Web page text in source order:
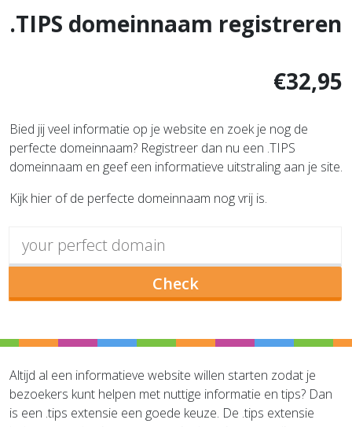
.TIPS domeinnaam registreren
€32,95
Bied jij veel informatie op je website en zoek je nog de
perfecte domeinnaam? Registreer dan nu een .TIPS
domeinnaam en geef een informatieve uitstraling aan je site.
Kijk hier of de perfecte domeinnaam nog vrij is.
Check
Altijd al een informatieve website willen starten zodat je
bezoekers kunt helpen met nuttige informatie en tips? Dan
is een .tips extensie een goede keuze. De .tips extensie